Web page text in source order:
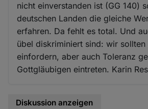
nicht einverstanden ist (GG 140)
deutschen Landen die gleiche
erfahren. Da fehlt es total. Und
übel diskriminiert sind: wir sollten
einfordern, aber auch Toleranz
Gottgläubigen eintreten. Karin
Diskussion anzeigen